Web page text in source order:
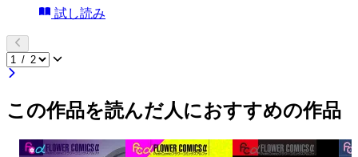
試し読み
この作品を読んだ人におすすめの作品